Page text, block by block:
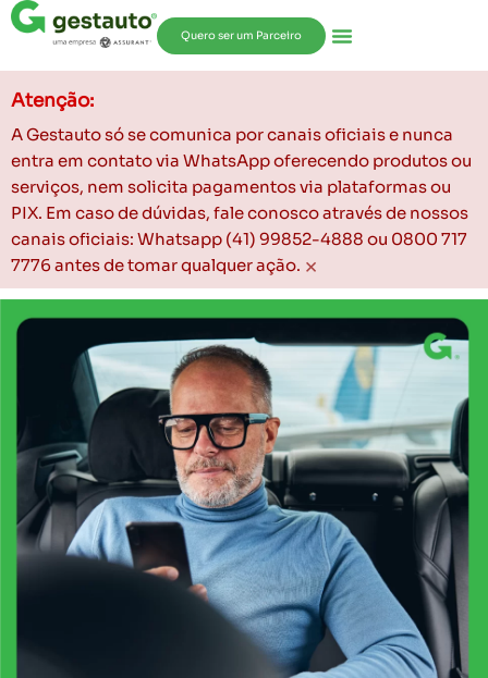
Quero ser um Parceiro
Atenção:
A Gestauto só se comunica por canais oficiais e nunca
entra em contato via WhatsApp oferecendo produtos ou
serviços, nem solicita pagamentos via plataformas ou
PIX. Em caso de dúvidas, fale conosco através de nossos
canais oficiais: Whatsapp (41) 99852-4888 ou 0800 717
7776 antes de tomar qualquer ação. ×